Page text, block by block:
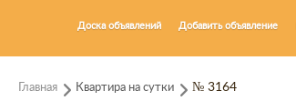
Доска объявлений Добавить объявление
Главная Квартира на сутки № 3164